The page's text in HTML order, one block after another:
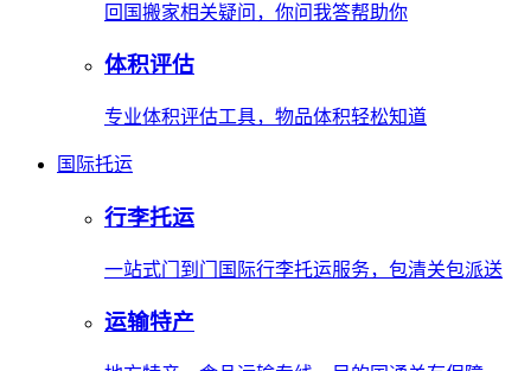
回国搬家相关疑问，你问我答帮助你
体积评估
专业体积评估工具，物品体积轻松知道
国际托运
行李托运
一站式门到门国际行李托运服务，包清关包派送
运输特产